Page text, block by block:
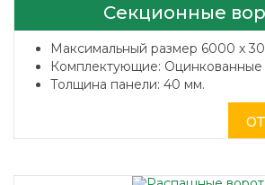
Секционные
Максимальный размер 6000 x
Комплектующие: Оцинкованные
Толщина панели: 40 мм.